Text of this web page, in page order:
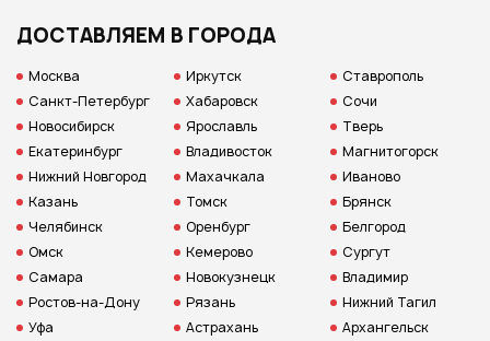
ДОСТАВЛЯЕМ В ГОРОДА
Москва
Санкт-Петербург
Новосибирск
Екатеринбург
Нижний Новгород
Казань
Челябинск
Омск
Самара
Ростов-на-Дону
Уфа
Иркутск
Хабаровск
Ярославль
Владивосток
Махачкала
Томск
Оренбург
Кемерово
Новокузнецк
Рязань
Астрахань
Ставрополь
Сочи
Тверь
Магнитогорск
Иваново
Брянск
Белгород
Сургут
Владимир
Нижний Тагил
Архангельск